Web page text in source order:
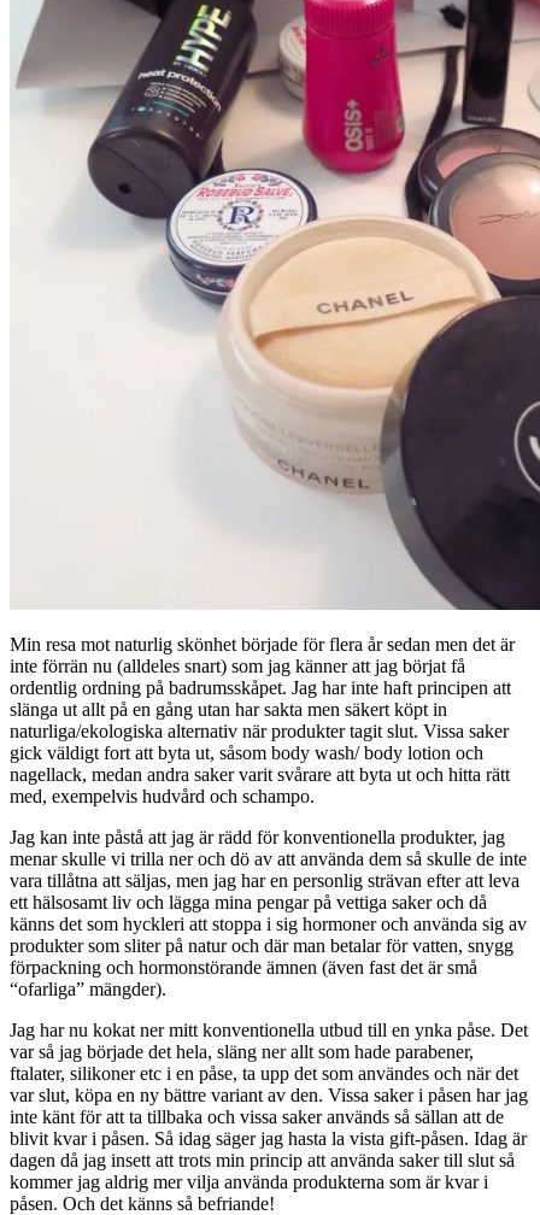
Min resa mot naturlig skönhet började för flera år sedan men det är
inte förrän nu (alldeles snart) som jag känner att jag börjat få
ordentlig ordning på badrumsskåpet. Jag har inte haft principen att
slänga ut allt på en gång utan har sakta men säkert köpt in
naturliga/ekologiska alternativ när produkter tagit slut. Vissa saker
gick väldigt fort att byta ut, såsom body wash/ body lotion och
nagellack, medan andra saker varit svårare att byta ut och hitta rätt
med, exempelvis hudvård och schampo.
Jag kan inte påstå att jag är rädd för konventionella produkter, jag
menar skulle vi trilla ner och dö av att använda dem så skulle de inte
vara tillåtna att säljas, men jag har en personlig strävan efter att leva
ett hälsosamt liv och lägga mina pengar på vettiga saker och då
känns det som hyckleri att stoppa i sig hormoner och använda sig av
produkter som sliter på natur och där man betalar för vatten, snygg
förpackning och hormonstörande ämnen (även fast det är små
“ofarliga” mängder).
Jag har nu kokat ner mitt konventionella utbud till en ynka påse. Det
var så jag började det hela, släng ner allt som hade parabener,
ftalater, silikoner etc i en påse, ta upp det som användes och när det
var slut, köpa en ny bättre variant av den. Vissa saker i påsen har jag
inte känt för att ta tillbaka och vissa saker används så sällan att de
blivit kvar i påsen. Så idag säger jag hasta la vista gift-påsen. Idag är
dagen då jag insett att trots min princip att använda saker till slut så
kommer jag aldrig mer vilja använda produkterna som är kvar i
påsen. Och det känns så befriande!